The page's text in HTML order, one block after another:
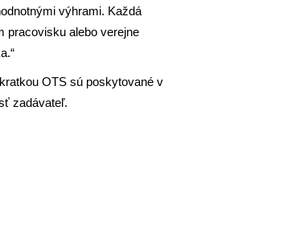
výhrami. Každá
pracovisku alebo verejne
OTS sú poskytované v
zadávateľ.